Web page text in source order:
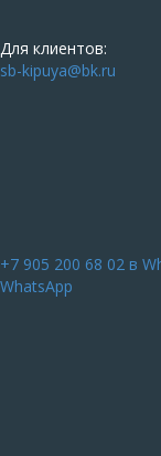
Для клиентов:
sb-kipuya@bk.ru
+7 905 200 68 02 в
WhatsApp